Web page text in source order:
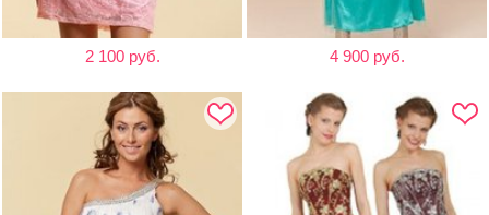
2 100 руб. 4 900 руб.